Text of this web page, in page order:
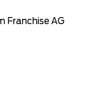
Franchise AG